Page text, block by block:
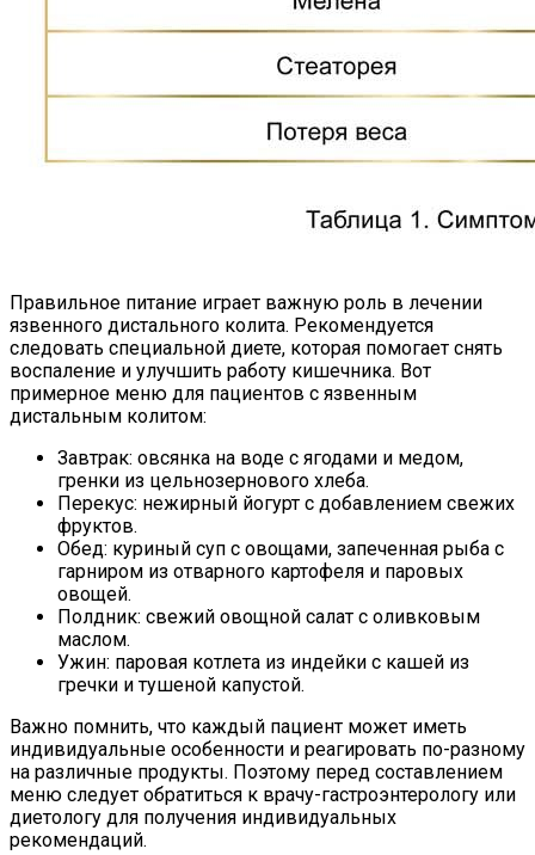
Правильное питание играет важную роль в лечении
язвенного дистального колита. Рекомендуется
следовать специальной диете, которая помогает снять
воспаление и улучшить работу кишечника. Вот
примерное меню для пациентов с язвенным
дистальным колитом:
Завтрак: овсянка на воде с ягодами и медом,
гренки из цельнозернового хлеба.
Перекус: нежирный йогурт с добавлением свежих
фруктов.
Обед: куриный суп с овощами, запеченная рыба с
гарниром из отварного картофеля и паровых
овощей.
Полдник: свежий овощной салат с оливковым
маслом.
Ужин: паровая котлета из индейки с кашей из
гречки и тушеной капустой.
Важно помнить, что каждый пациент может иметь
индивидуальные особенности и реагировать по-разному
на различные продукты. Поэтому перед составлением
меню следует обратиться к врачу-гастроэнтерологу или
диетологу для получения индивидуальных
рекомендаций.